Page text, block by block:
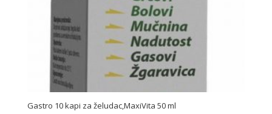
Gastro 10 kapi za želudac,MaxiVita 50 ml